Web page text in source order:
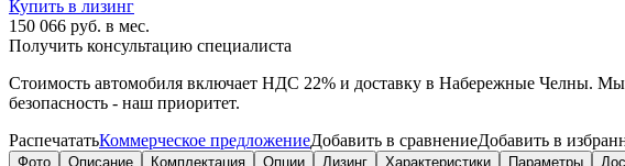
Купить в лизинг
150 066 руб. в мес.
Получить консультацию специалиста
Стоимость автомобиля включает НДС 22% и доставку в Набережные Челны. Мы
безопасность - наш приоритет.
РаспечататьКоммерческое предложениеДобавить в сравнениеДобавить в
Фото Описание Комплектация Опции Лизинг Характеристики Параметры